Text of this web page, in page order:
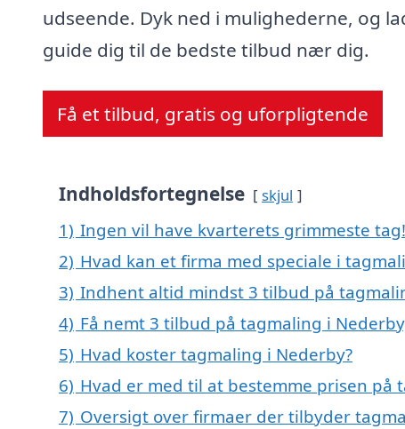
udseende. Dyk ned i mulighederne, og
guide dig til de bedste tilbud nær dig.
Få et tilbud, gratis og uforpligtende
Indholdsfortegnelse skjul
1) Ingen vil have kvarterets grimmeste tag!
2) Hvad kan et firma med speciale i
3) Indhent altid mindst 3 tilbud på
4) Få nemt 3 tilbud på tagmaling i
5) Hvad koster tagmaling i Nederby?
6) Hvad er med til at bestemme prisen på
7) Oversigt over firmaer der tilbyder